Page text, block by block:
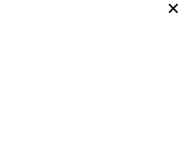
✕
✕
✕
✕
✕
✕
✕
✕
✕
✕